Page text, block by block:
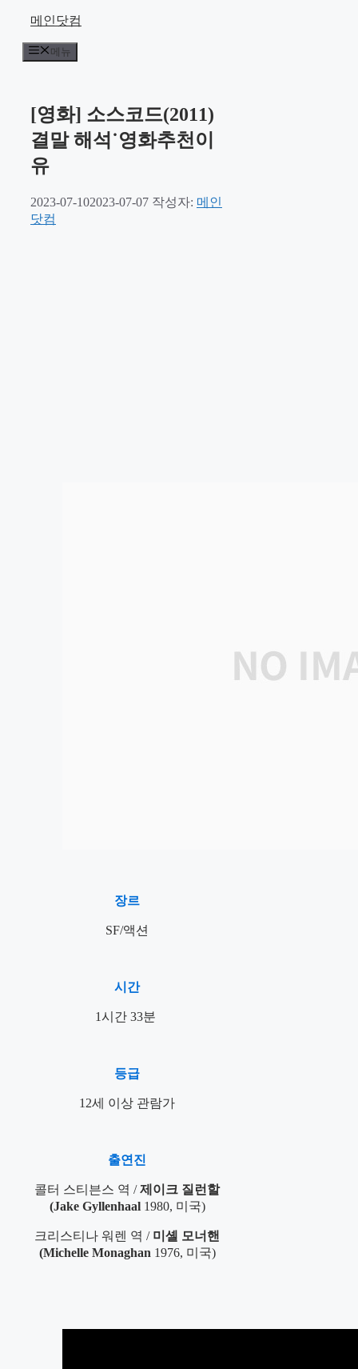
메인닷컴
메뉴
[영화] 소스코드(2011)
결말 해석˙영화추천이
유
2023-07-102023-07-07 작성자: 메인
닷컴
장르
SF/액션
시간
1시간 33분
등급
12세 이상 관람가
출연진
콜터 스티븐스 역 /제이크 질런할
(Jake Gyllenhaal1980, 미국)
크리스티나 워렌 역 / 미셸 모너핸
(Michelle Monaghan 1976, 미국)